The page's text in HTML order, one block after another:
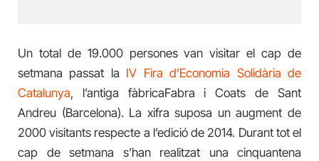
Un total de 19.000 persones van visitar el cap de
setmana passat la IV Fira d’Economia Solidària de
Catalunya, l’antiga fàbricaFabra i Coats de Sant
Andreu (Barcelona). La xifra suposa un augment de
2000 visitants respecte a l’edició de 2014. Durant tot el
cap de setmana s’han realitzat una cinquantena